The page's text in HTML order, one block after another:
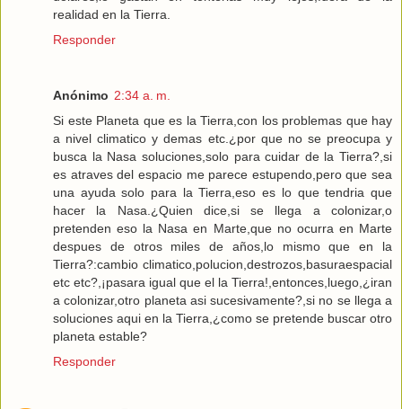
realidad en la Tierra.
Responder
Anónimo 2:34 a. m.
Si este Planeta que es la Tierra,con los problemas que hay
a nivel climatico y demas etc.¿por que no se preocupa y
busca la Nasa soluciones,solo para cuidar de la Tierra?,si
es atraves del espacio me parece estupendo,pero que sea
una ayuda solo para la Tierra,eso es lo que tendria que
hacer la Nasa.¿Quien dice,si se llega a colonizar,o
pretenden eso la Nasa en Marte,que no ocurra en Marte
despues de otros miles de años,lo mismo que en la
Tierra?:cambio climatico,polucion,destrozos,basuraespacial
etc etc?,¡pasara igual que el la Tierra!,entonces,luego,¿iran
a colonizar,otro planeta asi sucesivamente?,si no se llega a
soluciones aqui en la Tierra,¿como se pretende buscar otro
planeta estable?
Responder